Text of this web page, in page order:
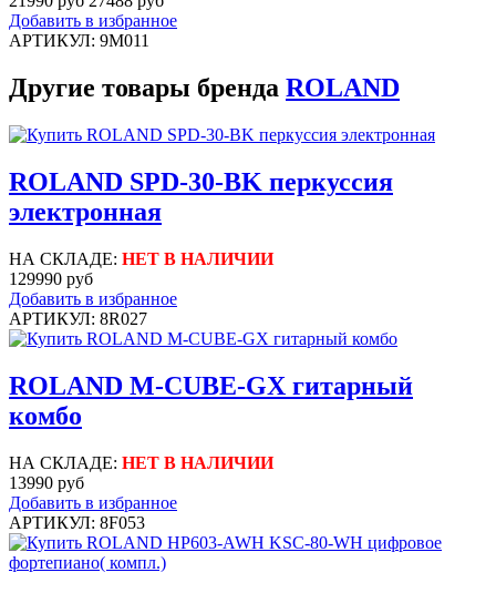
Добавить в избранное
АРТИКУЛ: 9M011
Другие товары бренда ROLAND
ROLAND SPD-30-BK перкуссия
электронная
НА СКЛАДЕ: НЕТ В НАЛИЧИИ
129990 руб
Добавить в избранное
АРТИКУЛ: 8R027
ROLAND M-CUBE-GX гитарный
комбо
НА СКЛАДЕ: НЕТ В НАЛИЧИИ
13990 руб
Добавить в избранное
АРТИКУЛ: 8F053